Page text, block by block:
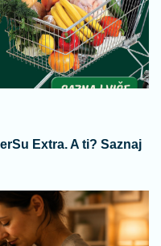
Extra. A ti? Saznaj